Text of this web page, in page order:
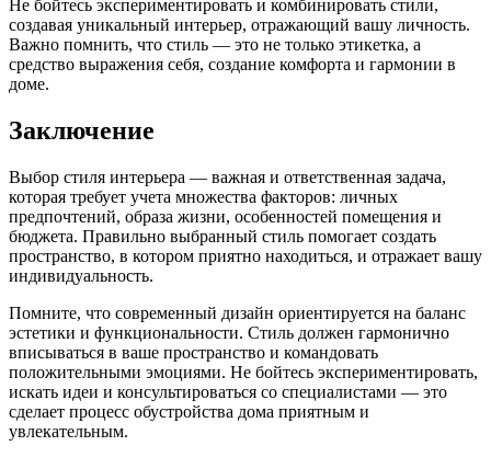
Не бойтесь экспериментировать и комбинировать стили,
создавая уникальный интерьер, отражающий вашу личность.
Важно помнить, что стиль — это не только этикетка, а
средство выражения себя, создание комфорта и гармонии в
доме.
Заключение
Выбор стиля интерьера — важная и ответственная задача,
которая требует учета множества факторов: личных
предпочтений, образа жизни, особенностей помещения и
бюджета. Правильно выбранный стиль помогает создать
пространство, в котором приятно находиться, и отражает вашу
индивидуальность.
Помните, что современный дизайн ориентируется на баланс
эстетики и функциональности. Стиль должен гармонично
вписываться в ваше пространство и командовать
положительными эмоциями. Не бойтесь экспериментировать,
искать идеи и консультироваться со специалистами — это
сделает процесс обустройства дома приятным и
увлекательным.